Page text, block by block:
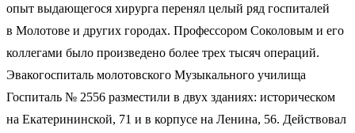
опыт выдающегося хирурга перенял целый ряд госпиталей
в Молотове и других городах. Профессором Соколовым и его
коллегами было произведено более трех тысяч операций.
Эвакогоспиталь молотовского Музыкального училища
Госпиталь № 2556 разместили в двух зданиях: историческом
на Екатерининской, 71 и в корпусе на Ленина, 56. Действовал